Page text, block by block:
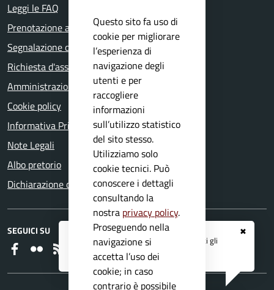
✖
Registrati ai serviziAPP IO
e ricevi tutti gli
aggiornamenti dall'Ente
Leggi le FAQ
Prenotazione appuntamento
Segnalazione disservizio
Richiesta d'assistenza
Amministrazione trasparente
Cookie policy
Informativa Privacy
Note Legali
Albo pretorio
Dichiarazione di accessibilità
SEGUICI SU
Faceboook
Flickr
Questo sito fa uso di
cookie per migliorare
l’esperienza di
navigazione degli
utenti e per
raccogliere
informazioni
sull’utilizzo statistico
del sito stesso.
Utilizziamo solo
cookie tecnici. Può
conoscere i dettagli
consultando la
nostra privacy policy.
Proseguendo nella
navigazione si
accetta l’uso dei
cookie; in caso
contrario è possibile